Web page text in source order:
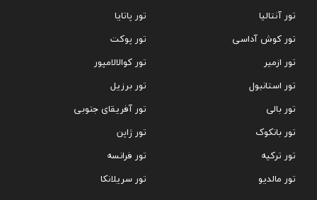
تور آنتالیا
تور کوش آداسی
تور ازمیر
تور استانبول
تور بالی
تور بانکوک
تور ترکیه
تور مالدیو
تور پاتایا
تور پوکت
تور کوالالامپور
تور برزیل
تور آفریقای جنوبی
تور ژاپن
تور فرانسه
تور سریلانکا